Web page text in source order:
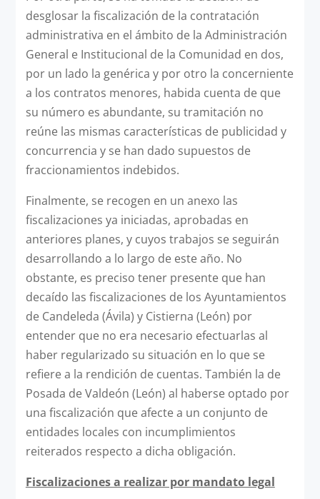
desglosar la fiscalización de la contratación
administrativa en el ámbito de la Administración
General e Institucional de la Comunidad en dos,
por un lado la genérica y por otro la concerniente
a los contratos menores, habida cuenta de que
su número es abundante, su tramitación no
reúne las mismas características de publicidad y
concurrencia y se han dado supuestos de
fraccionamientos indebidos.
Finalmente, se recogen en un anexo las
fiscalizaciones ya iniciadas, aprobadas en
anteriores planes, y cuyos trabajos se seguirán
desarrollando a lo largo de este año. No
obstante, es preciso tener presente que han
decaído las fiscalizaciones de los Ayuntamientos
de Candeleda (Ávila) y Cistierna (León) por
entender que no era necesario efectuarlas al
haber regularizado su situación en lo que se
refiere a la rendición de cuentas. También la de
Posada de Valdeón (León) al haberse optado por
una fiscalización que afecte a un conjunto de
entidades locales con incumplimientos
reiterados respecto a dicha obligación.
Fiscalizaciones a realizar por mandato legal